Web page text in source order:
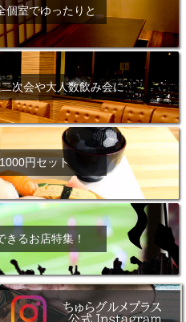
個室でゆったりと
次会や大人数飲み会に
円セット
きるお店特集！